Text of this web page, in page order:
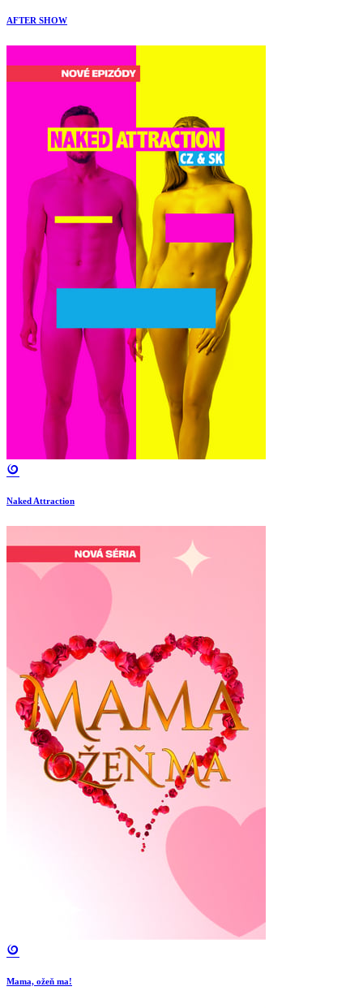
AFTER SHOW
Naked Attraction
Mama, ožeň ma!